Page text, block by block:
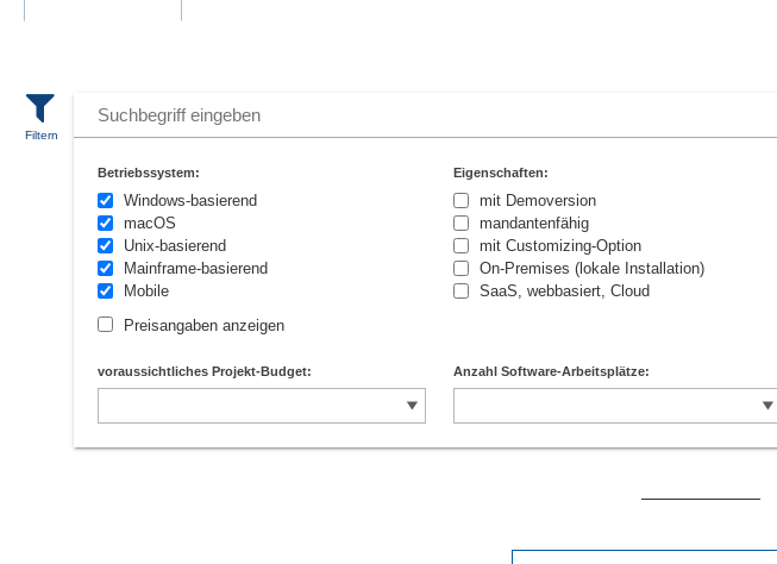
Betriebssystem:
Windows-basierend
macOS
Unix-basierend
Mainframe-basierend
Mobile
Preisangaben anzeigen
Eigenschaften:
mit Demoversion
mandantenfähig
mit Customizing-Option
On-Premises (lokale Installation)
SaaS, webbasiert, Cloud
voraussichtliches Projekt-Budget: Anzahl Software-Arbeitsplätze: